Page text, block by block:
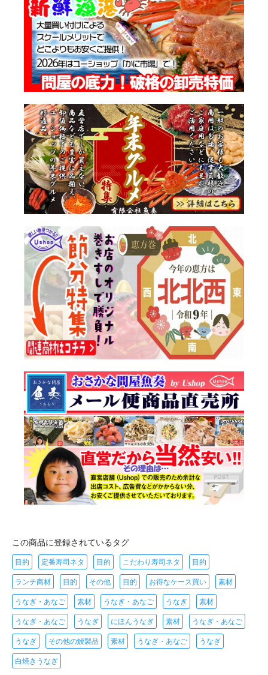
この商品に登録されているタグ
目的 定番寿司ネタ 目的 こだわり寿司ネタ 目的
ランチ商材 目的 その他 目的 お得なケース買い 素材
うなぎ・あなご 素材 うなぎ・あなご うなぎ 素材
うなぎ・あなご うなぎ にほんうなぎ 素材 うなぎ・あなご
うなぎ その他の鰻製品 素材 うなぎ・あなご うなぎ
白焼きうなぎ